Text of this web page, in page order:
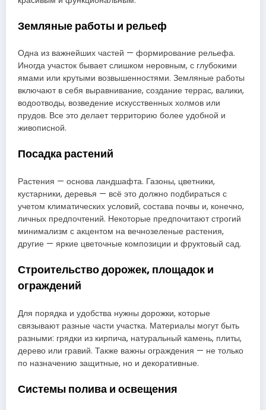
Земляные работы и рельеф
Одна из важнейших частей — формирование рельефа.
Иногда участок бывает слишком неровным, с глубокими
ямами или крутыми возвышенностями. Земляные работы
включают в себя выравнивание, создание террас, валики,
водоотводы, возведение искусственных холмов или
прудов. Все это делает территорию более удобной и
живописной.
Посадка растений
Растения — основа ландшафта. Газоны, цветники,
кустарники, деревья — всё это должно подбираться с
учетом климатических условий, состава почвы и, конечно,
личных предпочтений. Некоторые предпочитают строгий
минимализм с акцентом на вечнозеленые растения,
другие — яркие цветочные композиции и фруктовый сад.
Строительство дорожек, площадок и
ограждений
Для порядка и удобства нужны дорожки, которые
связывают разные части участка. Материалы могут быть
разными: грядки из кирпича, натуральный камень, плиты,
дерево или гравий. Также важны ограждения — не только
по назначению защитные, но и декоративные.
Системы полива и освещения